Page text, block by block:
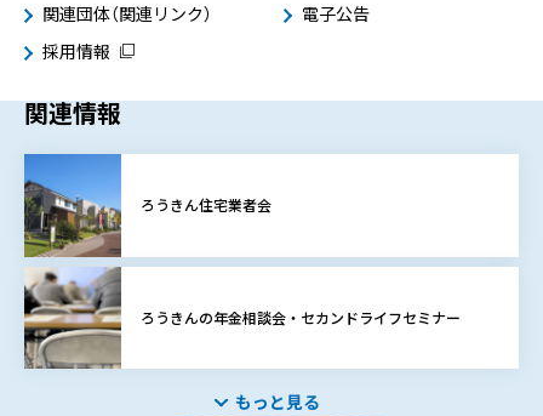
関連団体（関連リンク）
電子公告
採用情報
関連情報
ろうきん住宅業者会
ろうきんの年金相談会・セカンドライフセミナー
もっと見る